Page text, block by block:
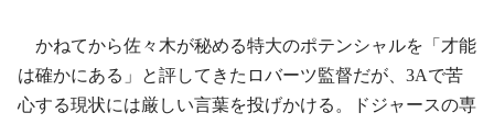
かねてから佐々木が秘める特大のポテンシャルを「才能
は確かにある」と評してきたロバーツ監督だが、3Aで苦
心する現状には厳しい言葉を投げかける。ドジャースの専